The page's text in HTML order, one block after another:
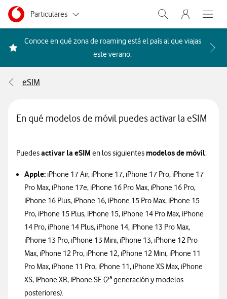
Ir a la pagina principal de vodafone.es
Menu navegación Segmento
Particulares
Autónomos
Grandes empresas
Abrir buscador.
Menu
Abre
Conoce en qué zona de roaming está el país al que viajas
este verano. Acceder a la FAQ Qué
eSIM
En qué modelos de móvil puedes activar la eSIM
Puedesactivar la eSIM en los siguientes modelos de móvil:
Apple: iPhone 17 Air, iPhone 17, iPhone 17 Pro, iPhone 17
Pro Max, iPhone 17e, iPhone 16 Pro Max, iPhone 16 Pro,
iPhone 16 Plus, iPhone 16, iPhone 15 Pro Max, iPhone 15
Pro, iPhone 15 Plus, iPhone 15, iPhone 14 Pro Max, iPhone
14 Pro, iPhone 14 Plus, iPhone 14, iPhone 13 Pro Max,
iPhone 13 Pro, iPhone 13 Mini, iPhone 13, iPhone 12 Pro
Max, iPhone 12 Pro, iPhone 12, iPhone 12 Mini, iPhone 11
Pro Max, iPhone 11 Pro, iPhone 11, iPhone XS Max, iPhone
XS, iPhone XR, iPhone SE (2ª generación y modelos
posteriores).